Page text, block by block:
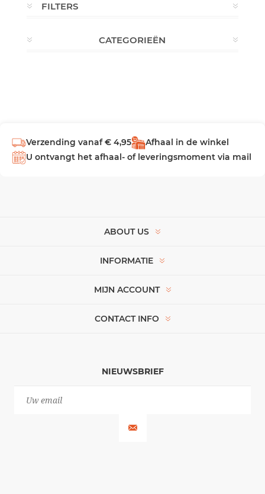
FILTERS
CATEGORIEËN
Verzending vanaf € 4,95
Afhaal in de winkel
U ontvangt het afhaal- of leveringsmoment via mail
ABOUT US
INFORMATIE
MIJN ACCOUNT
CONTACT INFO
NIEUWSBRIEF